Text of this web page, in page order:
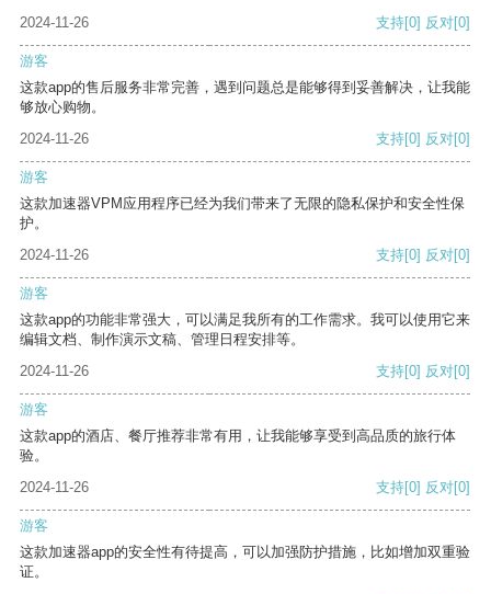
2024-11-26 支持[0] 反对[0]
游客
这款app的售后服务非常完善，遇到问题总是能够得到妥善解决，让我能
够放心购物。
2024-11-26
支持[0] 反对[0]
游客
这款加速器VPM应用程序已经为我们带来了无限的隐私保护和安全性保
护。
2024-11-26
支持[0] 反对[0]
游客
这款app的功能非常强大，可以满足我所有的工作需求。我可以使用它来
编辑文档、制作演示文稿、管理日程安排等。
2024-11-26
支持[0] 反对[0]
游客
这款app的酒店、餐厅推荐非常有用，让我能够享受到高品质的旅行体
验。
2024-11-26
支持[0] 反对[0]
游客
这款加速器app的安全性有待提高，可以加强防护措施，比如增加双重验
证。